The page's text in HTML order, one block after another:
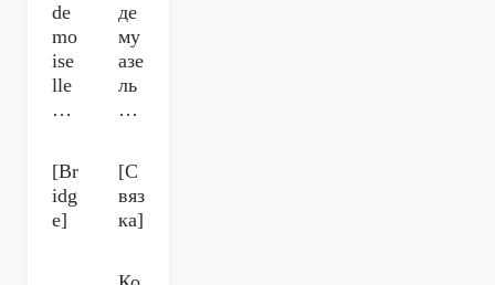
de
mo
ise
lle
…
де
му
азе
ль
…
[Br
idg
e]
[С
вяз
ка]